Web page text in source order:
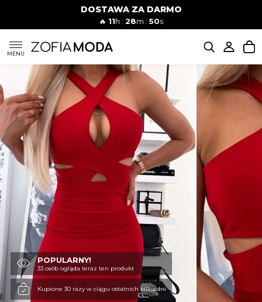
DOSTAWA ZA DARMO
🔥 11h : 28m : 49s
MENU
SUKIENKI
KOMPLETY
JEANSY
SZORTY
MODA PLAŻOWA
BLUZKI
KURTKI I PŁASZCZE
POPULARNY!
33 osób ogląda teraz ten produkt
Kupione 30 razy w ciągu ostatnich kilku dni